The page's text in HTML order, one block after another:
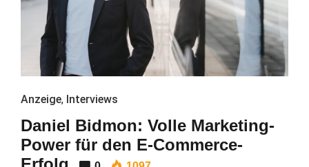
Anzeige, Interviews
Daniel Bidmon: Volle Marketing-
Power für den E-Commerce-